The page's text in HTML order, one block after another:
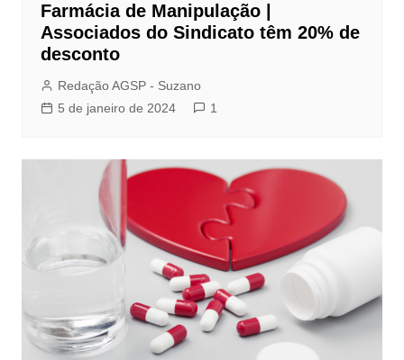
Farmácia de Manipulação |
Associados do Sindicato têm 20% de
desconto
Redação AGSP - Suzano
5 de janeiro de 2024
1